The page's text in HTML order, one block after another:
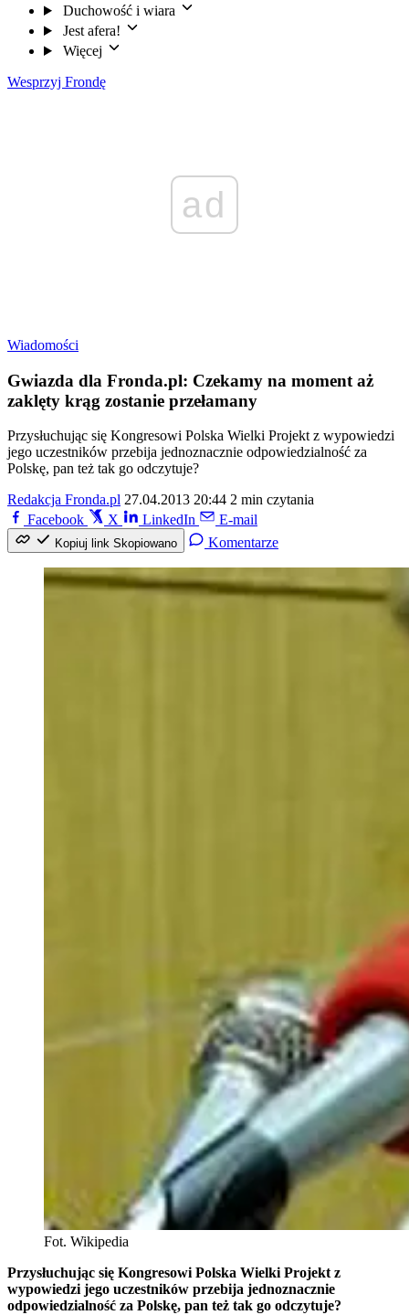
Duchowość i wiara
Jest afera!
Więcej
Wesprzyj Frondę
ad
Wiadomości
Gwiazda dla Fronda.pl: Czekamy na moment aż
zaklęty krąg zostanie przełamany
Przysłuchując się Kongresowi Polska Wielki Projekt z wypowiedzi
jego uczestników przebija jednoznacznie odpowiedzialność za
Polskę, pan też tak go odczytuje?
Redakcja Fronda.pl 27.04.2013 20:44 2 min czytania
Facebook
X LinkedIn E-mail
Kopiuj link Skopiowano Komentarze
Fot. Wikipedia
Przysłuchując się Kongresowi Polska Wielki Projekt z
wypowiedzi jego uczestników przebija jednoznacznie
odpowiedzialność za Polskę, pan też tak go odczytuje?